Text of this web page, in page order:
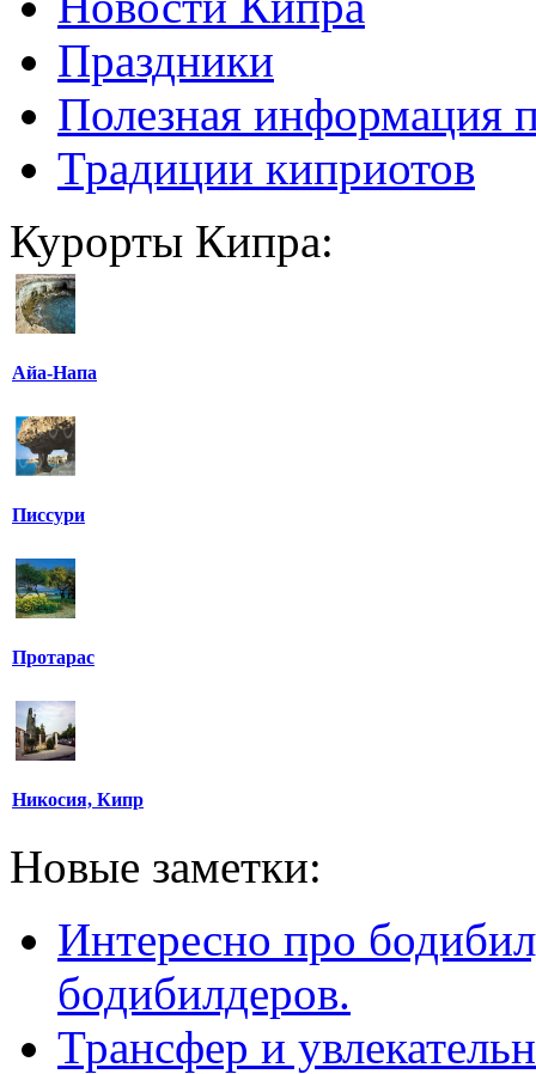
Праздники
Полезная информация
Традиции киприотов
Курорты Кипра:
Айа-Напа
Писсури
Протарас
Никосия, Кипр
Новые заметки:
Интересно про
бодибилдеров.
Трансфер и